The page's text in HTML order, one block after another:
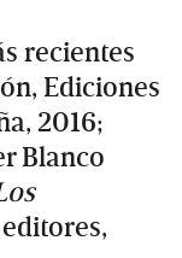
recientes
Ediciones
2016;
Blanco